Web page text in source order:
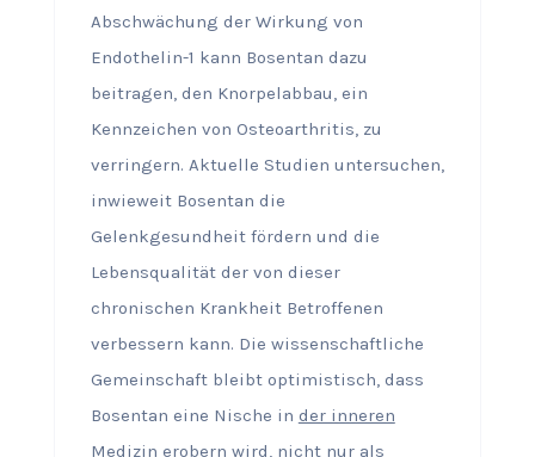
Abschwächung der Wirkung von
Endothelin-1 kann Bosentan dazu
beitragen, den Knorpelabbau, ein
Kennzeichen von Osteoarthritis, zu
verringern. Aktuelle Studien untersuchen,
inwieweit Bosentan die
Gelenkgesundheit fördern und die
Lebensqualität der von dieser
chronischen Krankheit Betroffenen
verbessern kann. Die wissenschaftliche
Gemeinschaft bleibt optimistisch, dass
Bosentan eine Nische in der inneren
Medizin erobern wird, nicht nur als